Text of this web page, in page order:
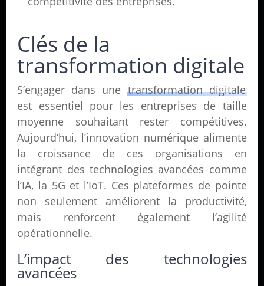
Clés de la
transformation digitale
S’engager dans une transformation digitale
est essentiel pour les entreprises de taille
moyenne souhaitant rester compétitives.
Aujourd’hui, l’innovation numérique alimente
la croissance de ces organisations en
intégrant des technologies avancées comme
l’IA, la 5G et l’IoT. Ces plateformes de pointe
non seulement améliorent la productivité,
mais renforcent également l’agilité
opérationnelle.
L’impact des technologies
avancées